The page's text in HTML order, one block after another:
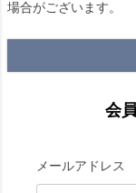
場合がございます。
会
メールアドレス